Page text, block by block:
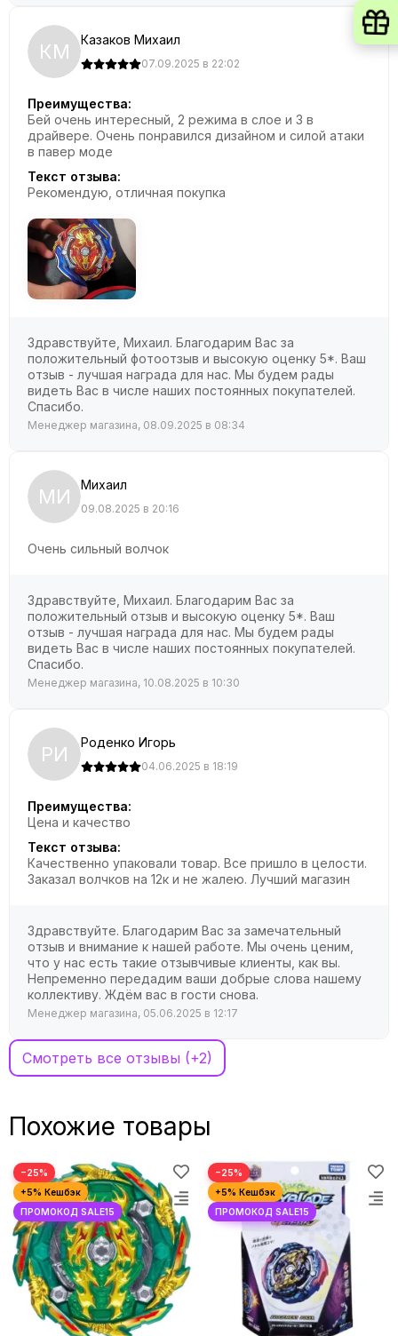
КМ Казаков Михаил
07.09.2025 в 22:02
Преимущества:
Бей очень интересный, 2 режима в слое и 3 в
драйвере. Очень понравился дизайном и силой атаки
в павер моде
Текст отзыва:
Рекомендую, отличная покупка
Здравствуйте, Михаил. Благодарим Вас за
положительный фотоотзыв и высокую оценку 5*. Ваш
отзыв - лучшая награда для нас. Мы будем рады
видеть Вас в числе наших постоянных покупателей.
Спасибо.
Менеджер магазина, 08.09.2025 в 08:34
МИ Михаил
09.08.2025 в 20:16
Очень сильный волчок
Здравствуйте, Михаил. Благодарим Вас за
положительный отзыв и высокую оценку 5*. Ваш
отзыв - лучшая награда для нас. Мы будем рады
видеть Вас в числе наших постоянных покупателей.
Спасибо.
Менеджер магазина, 10.08.2025 в 10:30
РИ Роденко Игорь
04.06.2025 в 18:19
Преимущества:
Цена и качество
Текст отзыва:
Качественно упаковали товар. Все пришло в целости.
Заказал волчков на 12к и не жалею. Лучший магазин
Здравствуйте. Благодарим Вас за замечательный
отзыв и внимание к нашей работе. Мы очень ценим,
что у нас есть такие отзывчивые клиенты, как вы.
Непременно передадим ваши добрые слова нашему
коллективу. Ждём вас в гости снова.
Менеджер магазина, 05.06.2025 в 12:17
Смотреть все отзывы (+2)
Похожие товары
−25% −25%